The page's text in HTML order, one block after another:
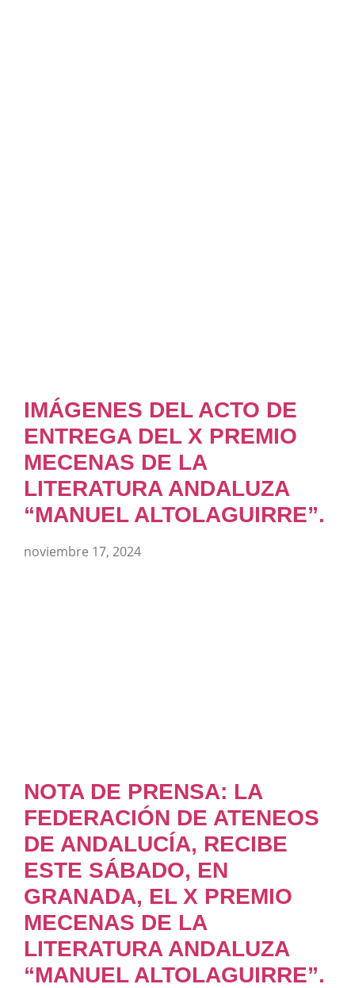
IMÁGENES DEL ACTO DE
ENTREGA DEL X PREMIO
MECENAS DE LA
LITERATURA ANDALUZA
“MANUEL ALTOLAGUIRRE”.
noviembre 17, 2024
NOTA DE PRENSA: LA
FEDERACIÓN DE ATENEOS
DE ANDALUCÍA, RECIBE
ESTE SÁBADO, EN
GRANADA, EL X PREMIO
MECENAS DE LA
LITERATURA ANDALUZA
“MANUEL ALTOLAGUIRRE”.